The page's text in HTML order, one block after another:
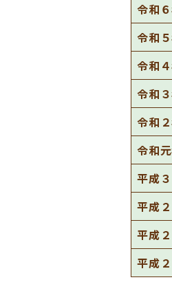
令和
令和
令和
令和
令和
令和
平成
平成
平成
平成